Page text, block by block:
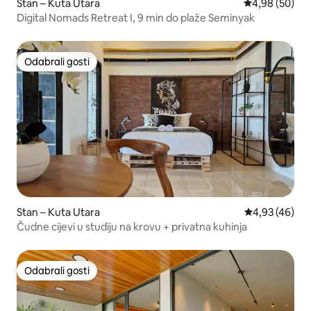
Stan – Kuta Utara Prosječna
4,98 (50)
Digital Nomads Retreat I, 9 min do plaže Seminyak
Odabrali gosti
Odabrali gosti
Stan – Kuta Utara Prosječna
4,93 (46)
Čudne cijevi u studiju na krovu + privatna kuhinja
Odabrali gosti
Odabrali gosti